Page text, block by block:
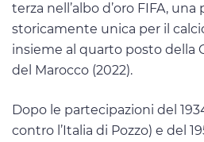
terza nell’albo d’oro FIFA, una
storicamente unica per il
insieme al quarto posto della
del Marocco (2022).
Dopo le partecipazioni del
contro l’Italia di Pozzo) e del